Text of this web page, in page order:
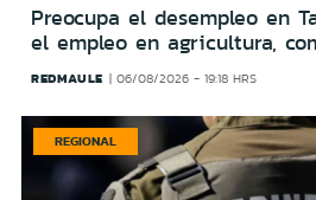
Preocupa el desempleo en
el empleo en agricultura,
REDMAULE 06/08/2026 - 19:18 HRS
REGIONAL